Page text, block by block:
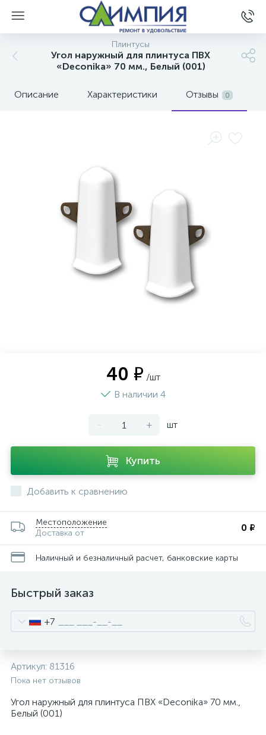
Плинтусы
Угол наружный для плинтуса ПВХ
«Deconika» 70 мм., Белый (001)
Описание Характеристики Отзывы 0
40 ₽ /шт
В наличии 4
- + шт
Купить
Добавить к сравнению
Местоположение
Доставка от
0 ₽
Наличный и безналичный расчет, банковские карты
Быстрый заказ
+7
Артикул: 81316
Пока нет отзывов
Угол наружный для плинтуса ПВХ «Deconika» 70 мм.,
Белый (001)